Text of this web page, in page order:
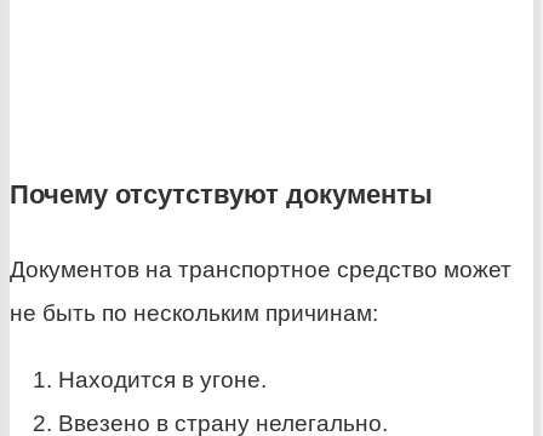
Почему отсутствуют документы
Документов на транспортное средство может
не быть по нескольким причинам:
Находится в угоне.
Ввезено в страну нелегально.